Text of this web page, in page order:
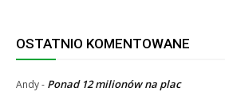
OSTATNIO KOMENTOWANE
Andy- Ponad 12 milionów na plac